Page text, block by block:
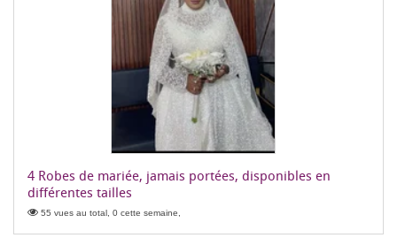
4 Robes de mariée, jamais portées, disponibles en
différentes tailles
55 vues au total, 0 cette semaine,